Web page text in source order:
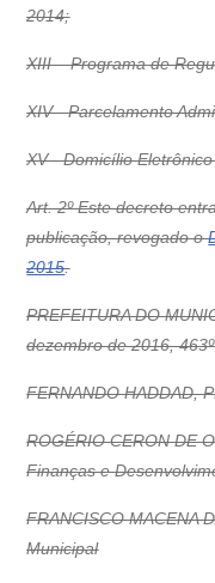
2014;
XIII – Programa de
XIV - Parcelamento
XV - Domicílio
Art. 2º Este decreto
publicação, revogado o
2015.
PREFEITURA DO
dezembro de 2016,
FERNANDO HADDAD,
ROGÉRIO CERON DE
Finanças e
FRANCISCO MACENA
Municipal